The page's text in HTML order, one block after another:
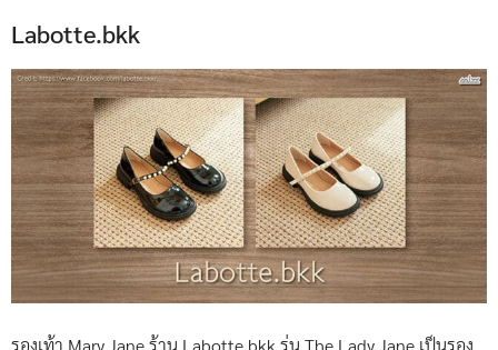
Labotte.bkk